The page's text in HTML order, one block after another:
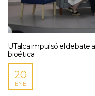
UTalca impulsó el debate
bioética
20
ENE